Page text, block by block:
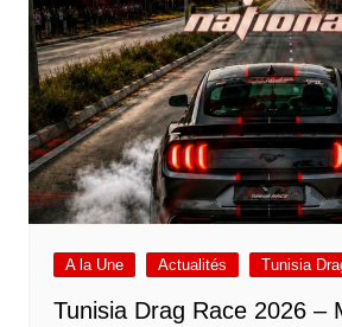
A la Une Actualités Tunisia
Tunisia Drag Race 2026 –